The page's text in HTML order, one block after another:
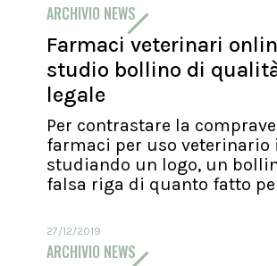
ARCHIVIO NEWS
Farmaci veterinari
studio bollino di
legale
Per contrastare la
farmaci per uso veterinario
studiando un logo, un
falsa riga di quanto fatto
27/12/2019
ARCHIVIO NEWS